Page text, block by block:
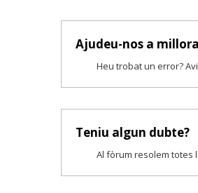
Ajudeu-nos a
Heu trobat un error?
Teniu algun dubte?
Al fòrum resolem totes